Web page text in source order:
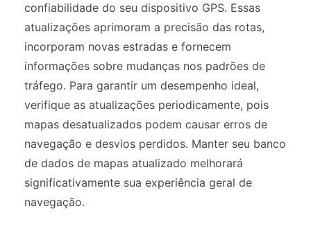
confiabilidade do seu dispositivo GPS. Essas
atualizações aprimoram a precisão das rotas,
incorporam novas estradas e fornecem
informações sobre mudanças nos padrões de
tráfego. Para garantir um desempenho ideal,
verifique as atualizações periodicamente, pois
mapas desatualizados podem causar erros de
navegação e desvios perdidos. Manter seu banco
de dados de mapas atualizado melhorará
significativamente sua experiência geral de
navegação.